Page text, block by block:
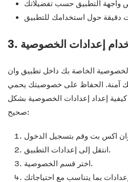
إعدادات الخصوصية
الخاصة بك داخل تطبيق وان
آمنة. الحفاظ على خصوصيتك يحمي
إعداد إعدادات الخصوصية بشكل
صحيح:
انتقل إلى إعدادات التطبيق.
اختر قسم الخصوصية.